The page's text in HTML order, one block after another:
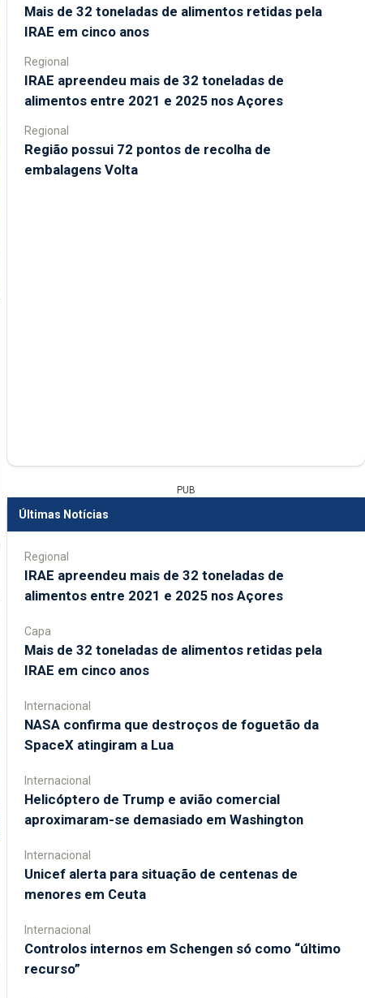
Mais de 32 toneladas de alimentos retidas pela
IRAE em cinco anos
Regional
IRAE apreendeu mais de 32 toneladas de
alimentos entre 2021 e 2025 nos Açores
Regional
Região possui 72 pontos de recolha de
embalagens Volta
PUB
Últimas Notícias
Regional
IRAE apreendeu mais de 32 toneladas de
alimentos entre 2021 e 2025 nos Açores
Capa
Mais de 32 toneladas de alimentos retidas pela
IRAE em cinco anos
Internacional
NASA confirma que destroços de foguetão da
SpaceX atingiram a Lua
Internacional
Helicóptero de Trump e avião comercial
aproximaram-se demasiado em Washington
Internacional
Unicef alerta para situação de centenas de
menores em Ceuta
Internacional
Controlos internos em Schengen só como “último
recurso”